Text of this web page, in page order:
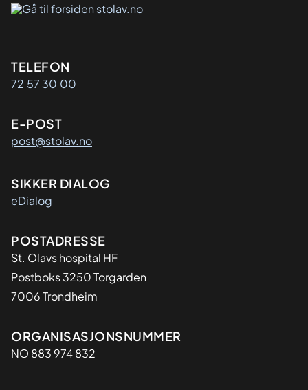
Kontaktinformasjon
TELEFON
72 57 30 00
E-POST
post@stolav.no
SIKKER DIALOG
eDialog
Adresse
POSTADRESSE
St. Olavs hospital HF
Postboks 3250 Torgarden
7006 Trondheim
Organisasjon
ORGANISASJONSNUMMER
NO 883 974 832